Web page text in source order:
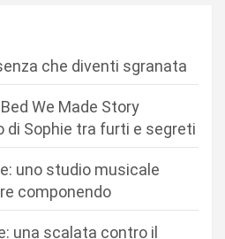
che diventi sgranata
We Made Story
di Sophie tra furti e segreti
uno studio musicale
componendo
una scalata contro il